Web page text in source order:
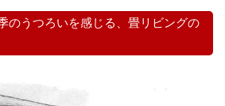
のうつろいを感じる、畳リビングの